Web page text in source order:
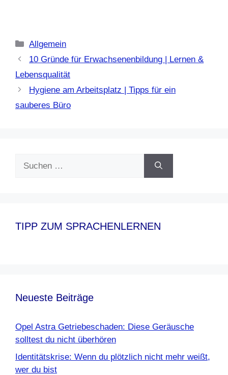
Kategorien
Allgemein
10 Gründe für Erwachsenenbildung | Lernen &
Lebensqualität
Hygiene am Arbeitsplatz | Tipps für ein
sauberes Büro
TIPP ZUM SPRACHENLERNEN
Neueste Beiträge
Opel Astra Getriebeschaden: Diese Geräusche
solltest du nicht überhören
Identitätskrise: Wenn du plötzlich nicht mehr weißt,
wer du bist